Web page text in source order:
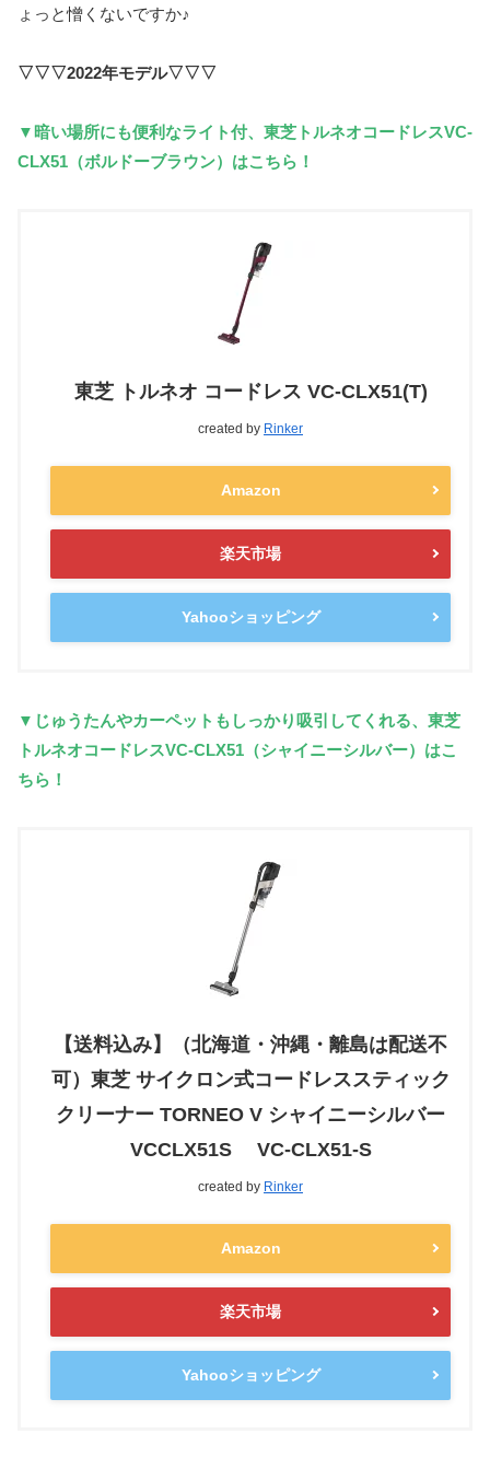
ょっと憎くないですか♪
▽▽▽2022年モデル▽▽▽
▼暗い場所にも便利なライト付、東芝トルネオコードレスVC-
CLX51（ボルドーブラウン）はこちら！
東芝 トルネオ コードレス VC-CLX51(T)
created by Rinker
Amazon
楽天市場
Yahooショッピング
▼じゅうたんやカーペットもしっかり吸引してくれる、東芝
トルネオコードレスVC-CLX51（シャイニーシルバー）はこ
ちら！
【送料込み】（北海道・沖縄・離島は配送不
可）東芝 サイクロン式コードレススティック
クリーナー TORNEO V シャイニーシルバー
VCCLX51S VC-CLX51-S
created by Rinker
Amazon
楽天市場
Yahooショッピング